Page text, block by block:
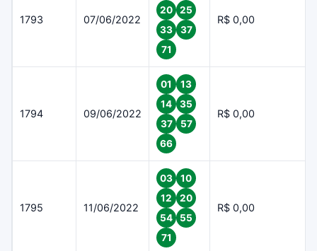
1793 07/06/2022
20
25
33
37
71
R$ 0,00
1794 09/06/2022
01
13
14
35
37
57
66
R$ 0,00
1795 11/06/2022
03
10
12
20
54
55
71
R$ 0,00